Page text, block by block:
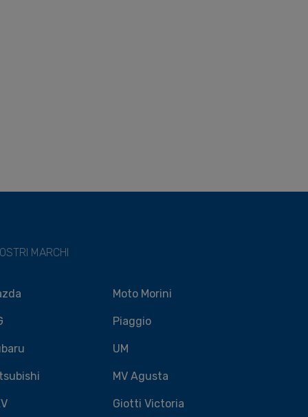
MARCHI
Moto Morini
Piaggio
UM
MV Agusta
Giotti Victoria